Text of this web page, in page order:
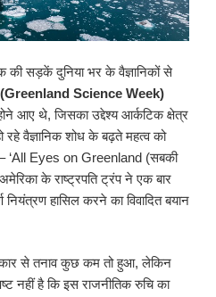
की सड़कें दुनिया भर के वैज्ञानिकों से
(Greenland Science Week)
आए थे, जिसका उद्देश्य आर्कटिक क्षेत्र
वैज्ञानिक शोध के बढ़ते महत्व को
‘All Eyes on Greenland (सबकी
के राष्ट्रपति ट्रंप ने एक बार
नियंत्रण हासिल करने का विवादित बयान
से तनाव कुछ कम तो हुआ, लेकिन
नहीं है कि इस राजनीतिक रुचि का